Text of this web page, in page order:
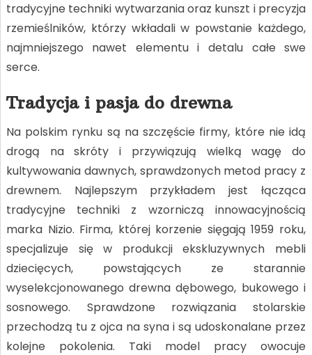
tradycyjne techniki wytwarzania oraz kunszt i precyzja
rzemieślników, którzy wkładali w powstanie każdego,
najmniejszego nawet elementu i detalu całe swe
serce.
Tradycja i pasja do drewna
Na polskim rynku są na szczęście firmy, które nie idą
drogą na skróty i przywiązują wielką wagę do
kultywowania dawnych, sprawdzonych metod pracy z
drewnem. Najlepszym przykładem jest łącząca
tradycyjne techniki z wzorniczą innowacyjnością
marka Nizio. Firma, której korzenie sięgają 1959 roku,
specjalizuje się w produkcji ekskluzywnych mebli
dziecięcych, powstających ze starannie
wyselekcjonowanego drewna dębowego, bukowego i
sosnowego. Sprawdzone rozwiązania stolarskie
przechodzą tu z ojca na syna i są udoskonalane przez
kolejne pokolenia. Taki model pracy owocuje